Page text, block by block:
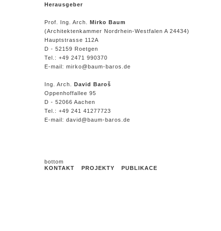
Herausgeber
Prof. Ing. Arch. Mirko Baum
(Architektenkammer Nordrhein-Westfalen A 24434)
Hauptstrasse 112A
D - 52159 Roetgen
Tel.: +49 2471 990370
E-mail: mirko@baum-baros.de
Ing. Arch. David Baroš
Oppenhoffallee 95
D - 52066 Aachen
Tel.: +49 241 41277723
E-mail: david@baum-baros.de
KONTAKT PROJEKTY PUBLIKACE